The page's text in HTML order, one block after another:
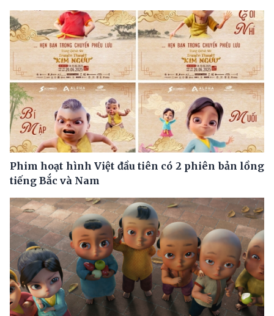
Phim hoạt hình Việt đầu tiên có 2 phiên bản lồng
tiếng Bắc và Nam